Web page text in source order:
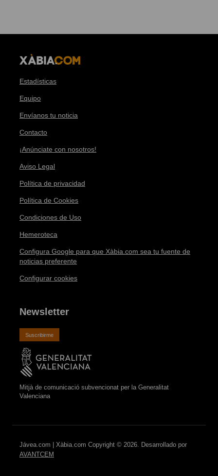
Estadísticas
Equipo
Envíanos tu noticia
Contacto
¡Anúnciate con nosotros!
Aviso Legal
Política de privacidad
Política de Cookies
Condiciones de Uso
Hemeroteca
Configura Google para que Xàbia.com sea tu fuente de
noticias preferente
Configurar cookies
Newsletter
Suscribirme
Mitjà de comunicació subvencionat per la Generalitat
Valenciana
Jávea.com | Xàbia.com Copyright © 2026. Desarrollado por
AVANTCEM